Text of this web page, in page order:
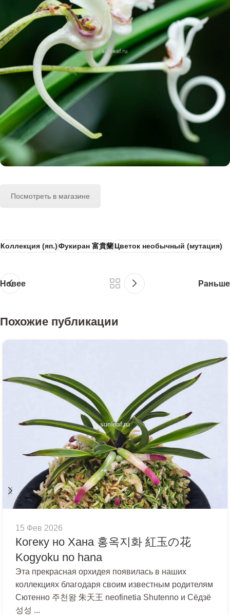
Посмотреть в магазине
Коллекция (яп.)Фукиран 富貴蘭Цветок необычный (мутация)
Новее Раньше
Похожие публикации
15 Фев 2026
Когеку но Хана 홍옥지화 紅玉の花
Kogyoku no hana
Эта прекрасная орхидея появилась в наших
коллекциях благодаря своим известным родителям
Сютенно 주천왕 朱天王 neofinetia Shutenno и Сёдзё
성성 ...